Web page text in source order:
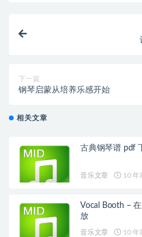
下一篇
钢琴启蒙从培养乐感开始
相关文章
古典钢琴谱 pdf
音乐文章 10 年
Vocal Booth –
放
音乐文章 10 年